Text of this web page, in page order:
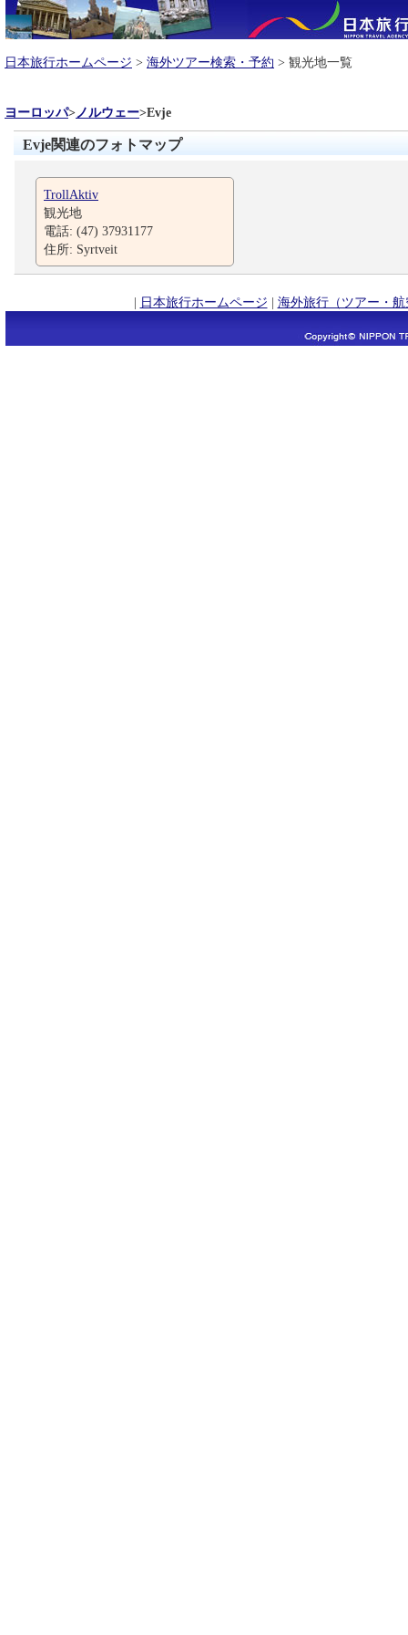
日本旅行ホームページ > 海外ツアー検索・予約 > 観光地一覧
ヨーロッパ>ノルウェー>Evje
Evje関連のフォトマップ
TrollAktiv
観光地
電話: (47) 37931177
住所: Syrtveit
| 日本旅行ホームページ | 海外旅行（ツアー・航